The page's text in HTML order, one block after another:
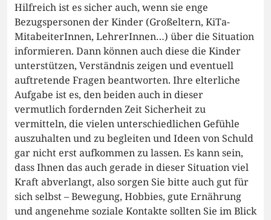
Hilfreich ist es sicher auch, wenn sie enge
Bezugspersonen der Kinder (Großeltern, KiTa-
MitabeiterInnen, LehrerInnen…) über die Situation
informieren. Dann können auch diese die Kinder
unterstützen, Verständnis zeigen und eventuell
auftretende Fragen beantworten. Ihre elterliche
Aufgabe ist es, den beiden auch in dieser
vermutlich fordernden Zeit Sicherheit zu
vermitteln, die vielen unterschiedlichen Gefühle
auszuhalten und zu begleiten und Ideen von Schuld
gar nicht erst aufkommen zu lassen. Es kann sein,
dass Ihnen das auch gerade in dieser Situation viel
Kraft abverlangt, also sorgen Sie bitte auch gut für
sich selbst – Bewegung, Hobbies, gute Ernährung
und angenehme soziale Kontakte sollten Sie im Blick